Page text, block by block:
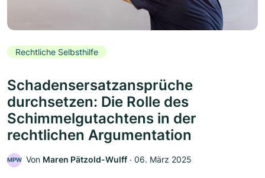
Rechtliche Selbsthilfe
Schadensersatzansprüche
durchsetzen: Die Rolle des
Schimmelgutachtens in der
rechtlichen Argumentation
MPW Von Maren Pätzold-Wulff ‧ 06. März 2025